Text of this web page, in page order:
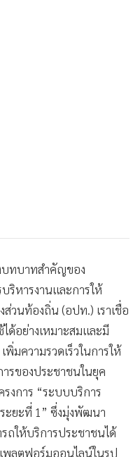
บทบาทสำคัญของ
ริหารงานและการให้
วนท้องถิ่น (อปท.) เราเชื่อ
ด้อย่างเหมาะสมและมี
มความรวดเร็วในการให้
รของประชาชนในยุค
รงการ “ระบบบริการ
ะยะที่ 1” ซึ่งมุ่งพัฒนา
ถให้บริการประชาชนได้
พลตฟอร์มออนไลน์ในรูป